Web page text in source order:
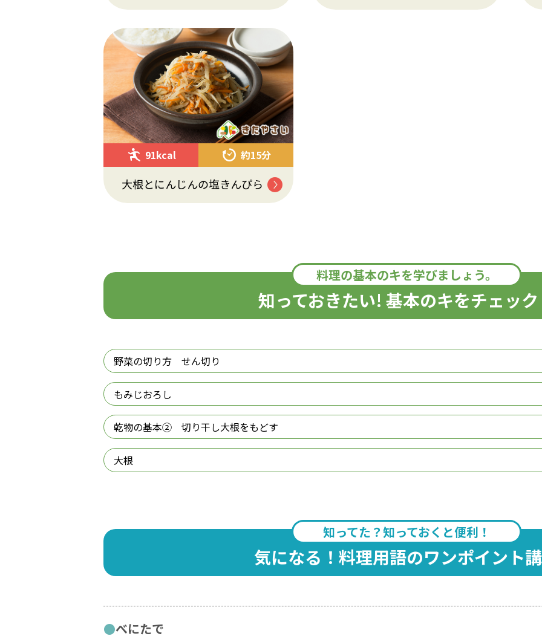
91kcal 約15分
大根とにんじんの塩きんぴら
料理の基本のキを学びましょう。
知っておきたい! 基本のキをチェッ
野菜の切り方 せん切り
もみじおろし
乾物の基本② 切り干し大根をもどす
大根
知ってた？知っておくと便利！
気になる！料理用語のワンポイント
べにたで